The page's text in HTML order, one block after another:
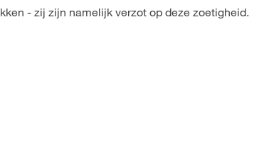
- zij zijn namelijk verzot op deze zoetigheid.